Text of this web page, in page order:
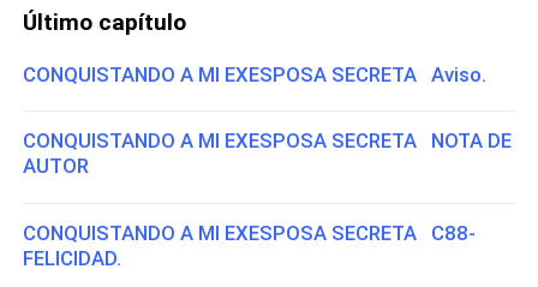
Último capítulo
CONQUISTANDO A MI EXESPOSA SECRETA Aviso.
CONQUISTANDO A MI EXESPOSA SECRETA NOTA DE
AUTOR
CONQUISTANDO A MI EXESPOSA SECRETA C88-
FELICIDAD.